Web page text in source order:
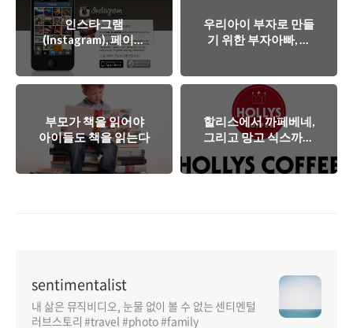
인스타그램
(Instagram), 페이스
북의 1조원 베팅!
우리아이 부자로 만들
기 위한 부자아빠, 부
부모가 책을 읽어야
아이들도 책을 읽는다
할리스에서 까페베네,
그리고 망고 식스까지
- 강훈
sentimentalist
내 삶은 뮤직비디오, 눈물 없이 볼 수 없는 센티멘털
러브스토리 #travel #photo #family